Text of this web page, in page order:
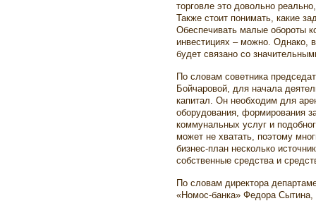
торговле это довольно
Также стоит понимать, какие
Обеспечивать малые обороты
инвестициях – можно. Однако,
будет связано со
По словам советника
Бойчаровой, для начала
капитал. Он необходим для
оборудования, формирования
коммунальных услуг и
может не хватать, поэтому
бизнес-план несколько
собственные средства и
По словам директора
«Номос-банка» Федора Сытина,